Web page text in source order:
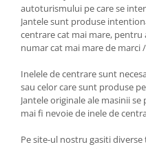
autoturismului pe care se
Jantele sunt produse
centrare cat mai mare,
numar cat mai mare de marci
Inelele de centrare sunt
sau celor care sunt produse
Jantele originale ale masinii
mai fi nevoie de inele de
Pe site-ul nostru gasiti